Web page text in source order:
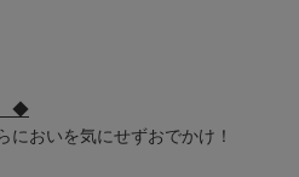
◆
においを気にせずおでかけ！